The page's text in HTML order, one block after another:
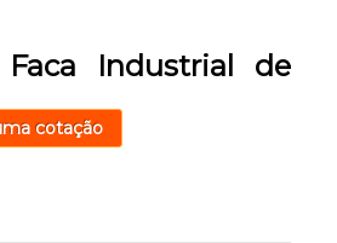
Industrial de
cotação